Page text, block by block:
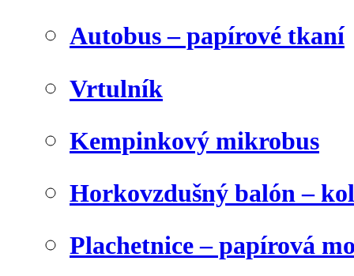
Autobus – papírové tkaní
Vrtulník
Kempinkový mikrobus
Horkovzdušný balón –
Plachetnice – papírová